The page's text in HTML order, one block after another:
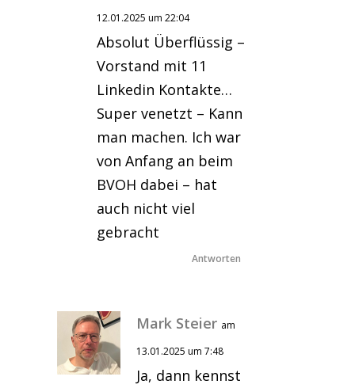
12.01.2025 um 22:04
Absolut Überflüssig –
Vorstand mit 11
Linkedin Kontakte…
Super venetzt – Kann
man machen. Ich war
von Anfang an beim
BVOH dabei – hat
auch nicht viel
gebracht
Antworten
Mark Steier am
13.01.2025 um 7:48
Ja, dann kennst